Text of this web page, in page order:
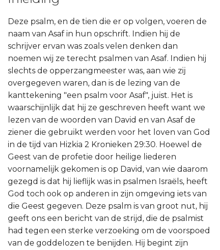
Deze psalm, en de tien die er op volgen, voeren de
naam van Asaf in hun opschrift. Indien hij de
schrijver ervan was zoals velen denken dan
noemen wij ze terecht psalmen van Asaf. Indien hij
slechts de opperzangmeester was, aan wie zij
overgegeven waren, dan is de lezing van de
kanttekening "een psalm voor Asaf", juist. Het is
waarschijnlijk dat hij ze geschreven heeft want we
lezen van de woorden van David en van Asaf de
ziener die gebruikt werden voor het loven van God
in de tijd van Hizkia 2 Kronieken 29:30. Hoewel de
Geest van de profetie door heilige liederen
voornamelijk gekomen is op David, van wie daarom
gezegd is dat hij lieflijk was in psalmen Israëls, heeft
God toch ook op anderen in zijn omgeving iets van
die Geest gegeven. Deze psalm is van groot nut, hij
geeft ons een bericht van de strijd, die de psalmist
had tegen een sterke verzoeking om de voorspoed
van de goddelozen te benijden. Hij begint zijn